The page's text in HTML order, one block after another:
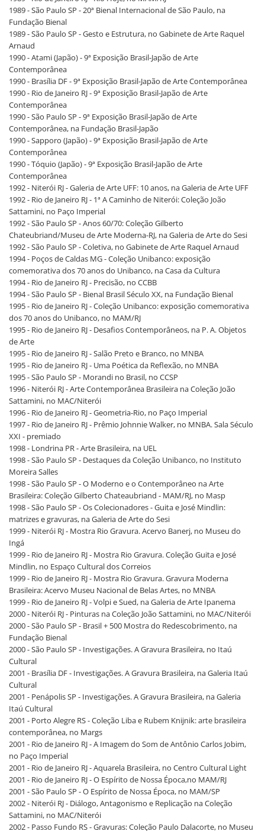
1989 - São Paulo SP - 20ª Bienal Internacional de São Paulo, na
Fundação Bienal
1989 - São Paulo SP - Gesto e Estrutura, no Gabinete de Arte Raquel
Arnaud
1990 - Atami (Japão) - 9ª Exposição Brasil-Japão de Arte
Contemporânea
1990 - Brasília DF - 9ª Exposição Brasil-Japão de Arte Contemporânea
1990 - Rio de Janeiro RJ - 9ª Exposição Brasil-Japão de Arte
Contemporânea
1990 - São Paulo SP - 9ª Exposição Brasil-Japão de Arte
Contemporânea, na Fundação Brasil-Japão
1990 - Sapporo (Japão) - 9ª Exposição Brasil-Japão de Arte
Contemporânea
1990 - Tóquio (Japão) - 9ª Exposição Brasil-Japão de Arte
Contemporânea
1992 - Niterói RJ - Galeria de Arte UFF: 10 anos, na Galeria de Arte UFF
1992 - Rio de Janeiro RJ - 1ª A Caminho de Niterói: Coleção João
Sattamini, no Paço Imperial
1992 - São Paulo SP - Anos 60/70: Coleção Gilberto
Chateubriand/Museu de Arte Moderna-RJ, na Galeria de Arte do Sesi
1992 - São Paulo SP - Coletiva, no Gabinete de Arte Raquel Arnaud
1994 - Poços de Caldas MG - Coleção Unibanco: exposição
comemorativa dos 70 anos do Unibanco, na Casa da Cultura
1994 - Rio de Janeiro RJ - Precisão, no CCBB
1994 - São Paulo SP - Bienal Brasil Século XX, na Fundação Bienal
1995 - Rio de Janeiro RJ - Coleção Unibanco: exposição comemorativa
dos 70 anos do Unibanco, no MAM/RJ
1995 - Rio de Janeiro RJ - Desafios Contemporâneos, na P. A. Objetos
de Arte
1995 - Rio de Janeiro RJ - Salão Preto e Branco, no MNBA
1995 - Rio de Janeiro RJ - Uma Poética da Reflexão, no MNBA
1995 - São Paulo SP - Morandi no Brasil, no CCSP
1996 - Niterói RJ - Arte Contemporânea Brasileira na Coleção João
Sattamini, no MAC/Niterói
1996 - Rio de Janeiro RJ - Geometria-Rio, no Paço Imperial
1997 - Rio de Janeiro RJ - Prêmio Johnnie Walker, no MNBA. Sala Século
XXI - premiado
1998 - Londrina PR - Arte Brasileira, na UEL
1998 - São Paulo SP - Destaques da Coleção Unibanco, no Instituto
Moreira Salles
1998 - São Paulo SP - O Moderno e o Contemporâneo na Arte
Brasileira: Coleção Gilberto Chateaubriand - MAM/RJ, no Masp
1998 - São Paulo SP - Os Colecionadores - Guita e José Mindlin:
matrizes e gravuras, na Galeria de Arte do Sesi
1999 - Niterói RJ - Mostra Rio Gravura. Acervo Banerj, no Museu do
Ingá
1999 - Rio de Janeiro RJ - Mostra Rio Gravura. Coleção Guita e José
Mindlin, no Espaço Cultural dos Correios
1999 - Rio de Janeiro RJ - Mostra Rio Gravura. Gravura Moderna
Brasileira: Acervo Museu Nacional de Belas Artes, no MNBA
1999 - Rio de Janeiro RJ - Volpi e Sued, na Galeria de Arte Ipanema
2000 - Niterói RJ - Pinturas na Coleção João Sattamini, no MAC/Niterói
2000 - São Paulo SP - Brasil + 500 Mostra do Redescobrimento, na
Fundação Bienal
2000 - São Paulo SP - Investigações. A Gravura Brasileira, no Itaú
Cultural
2001 - Brasília DF - Investigações. A Gravura Brasileira, na Galeria Itaú
Cultural
2001 - Penápolis SP - Investigações. A Gravura Brasileira, na Galeria
Itaú Cultural
2001 - Porto Alegre RS - Coleção Liba e Rubem Knijnik: arte brasileira
contemporânea, no Margs
2001 - Rio de Janeiro RJ - A Imagem do Som de Antônio Carlos Jobim,
no Paço Imperial
2001 - Rio de Janeiro RJ - Aquarela Brasileira, no Centro Cultural Light
2001 - Rio de Janeiro RJ - O Espírito de Nossa Época,no MAM/RJ
2001 - São Paulo SP - O Espírito de Nossa Época, no MAM/SP
2002 - Niterói RJ - Diálogo, Antagonismo e Replicação na Coleção
Sattamini, no MAC/Niterói
2002 - Passo Fundo RS - Gravuras: Coleção Paulo Dalacorte, no Museu